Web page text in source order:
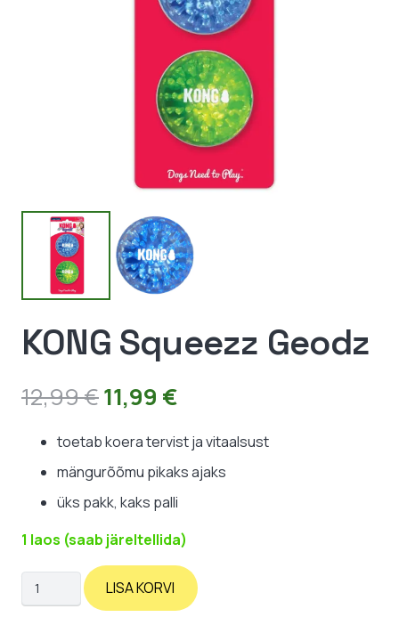
KONG Squeezz Geodz
12,99€Algne
hind
oli:
12,99 €.
11,99 €
on:
11,99 €.
toetab koera tervist ja vitaalsust
mängurõõmu pikaks ajaks
üks pakk, kaks palli
1 laos (saab järeltellida)
KONG
Squeezz
LISA KORVI